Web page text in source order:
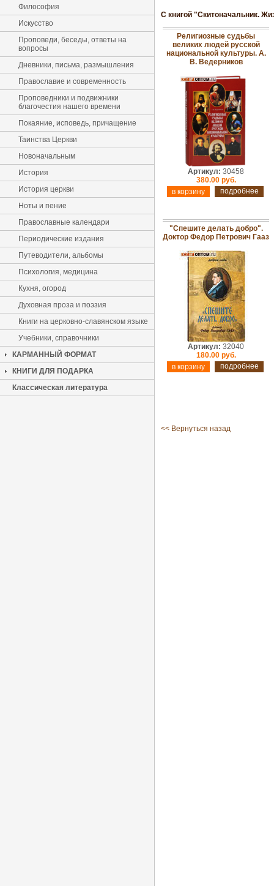
Философия
Искусство
Проповеди, беседы, ответы на
вопросы
Дневники, письма, размышления
Православие и современность
Проповедники и подвижники
благочестия нашего времени
Покаяние, исповедь, причащение
Таинства Церкви
Новоначальным
История
История церкви
Ноты и пение
Православные календари
Периодические издания
Путеводители, альбомы
Психология, медицина
Кухня, огород
Духовная проза и поэзия
Книги на церковно-славянском языке
Учебники, справочники
КАРМАННЫЙ ФОРМАТ
КНИГИ ДЛЯ ПОДАРКА
Классическая литература
С книгой "Скитоначальник.
Религиозные судьбы
великих людей русской
национальной культуры. А.
В. Ведерников
Артикул: 30458
380.00 руб.
подробнее
"Спешите делать добро".
Доктор Федор Петрович Гааз
Артикул: 32040
180.00 руб.
подробнее
<< Вернуться назад